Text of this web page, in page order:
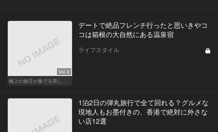
Vol.3
極上の旅荘が奏でる美しき寛ぎ
デートで絶品フレンチ行ったと思いきやコ
コは箱根の大自然にある温泉宿
ライフスタイル
1泊2日の弾丸旅行で全て回れる？グルメな
現地人もお墨付きの、香港で絶対に外さな
い店12選